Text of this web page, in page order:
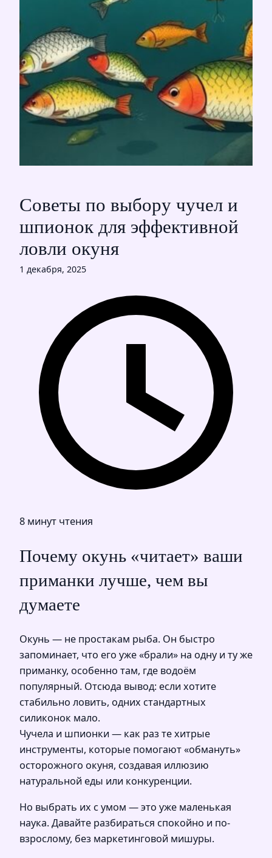
Советы по выбору чучел и
шпионок для эффективной
ловли окуня
1 декабря, 2025
8 минут чтения
Почему окунь «читает» ваши
приманки лучше, чем вы
думаете
Окунь — не простакам рыба. Он быстро
запоминает, что его уже «брали» на одну и ту же
приманку, особенно там, где водоём
популярный. Отсюда вывод: если хотите
стабильно ловить, одних стандартных
силиконок мало.
Чучела и шпионки — как раз те хитрые
инструменты, которые помогают «обмануть»
осторожного окуня, создавая иллюзию
натуральной еды или конкуренции.
Но выбрать их с умом — это уже маленькая
наука. Давайте разбираться спокойно и по-
взрослому, без маркетинговой мишуры.